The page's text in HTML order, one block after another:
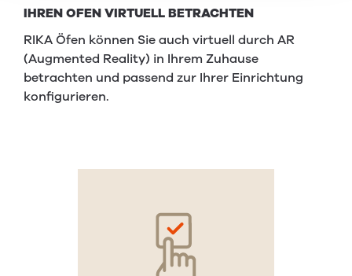
IHREN OFEN VIRTUELL BETRACHTEN
RIKA Öfen können Sie auch virtuell durch AR
(Augmented Reality) in Ihrem Zuhause
betrachten und passend zur Ihrer Einrichtung
konfigurieren.